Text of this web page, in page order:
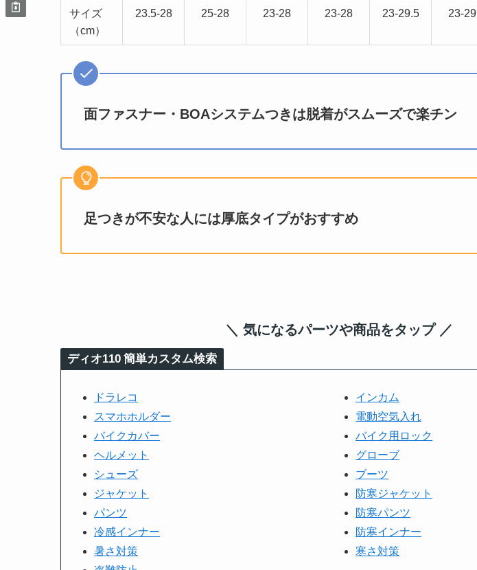
サイズ
（cm）
23.5-28 25-28 23-28 23-28 23-29.5 23-29
面ファスナー・BOAシステムつきは脱着がスムーズで楽チン
足つきが不安な人には厚底タイプがおすすめ
＼ 気になるパーツや商品をタップ ／
ディオ110 簡単カスタム検索
ドラレコ
スマホホルダー
バイクカバー
ヘルメット
シューズ
ジャケット
パンツ
冷感インナー
暑さ対策
インカム
電動空気入れ
バイク用ロック
グローブ
ブーツ
防寒ジャケット
防寒パンツ
防寒インナー
寒さ対策